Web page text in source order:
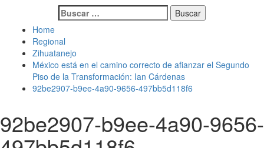
Buscar:
Home
Regional
Zihuatanejo
México está en el camino correcto de afianzar el Segundo
Piso de la Transformación: Ian Cárdenas
92be2907-b9ee-4a90-9656-497bb5d118f6
92be2907-b9ee-4a90-9656-